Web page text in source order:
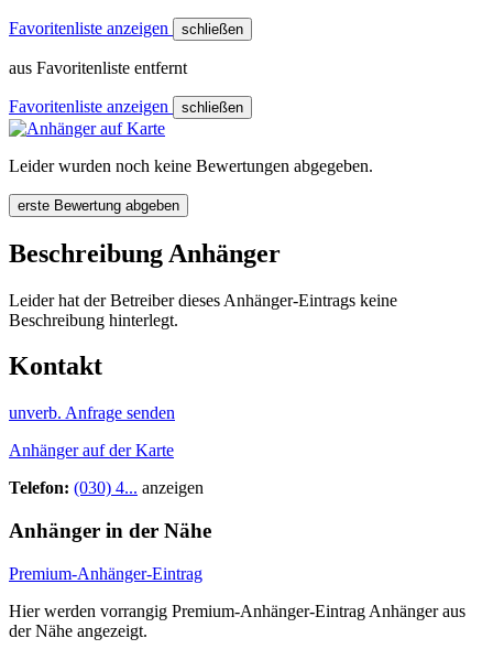
Favoritenliste anzeigen schließen
aus Favoritenliste entfernt
Favoritenliste anzeigen schließen
Leider wurden noch keine Bewertungen abgegeben.
erste Bewertung abgeben
Beschreibung Anhänger
Leider hat der Betreiber dieses Anhänger-Eintrags keine
Beschreibung hinterlegt.
Kontakt
unverb. Anfrage senden
Anhänger auf der Karte
Telefon: (030) 4... anzeigen
Anhänger in der Nähe
Premium-Anhänger-Eintrag
Hier werden vorrangig Premium-Anhänger-Eintrag Anhänger aus
der Nähe angezeigt.